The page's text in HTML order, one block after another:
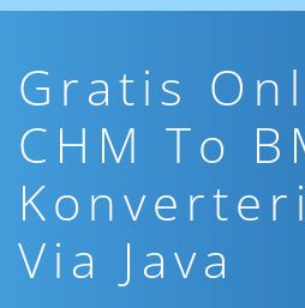
Gratis
CHM To
Via Java